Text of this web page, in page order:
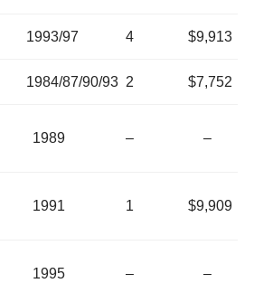
1993/97 4 $9,913
1984/87/90/93 2 $7,752
1989 – –
1991 1 $9,909
1995 – –